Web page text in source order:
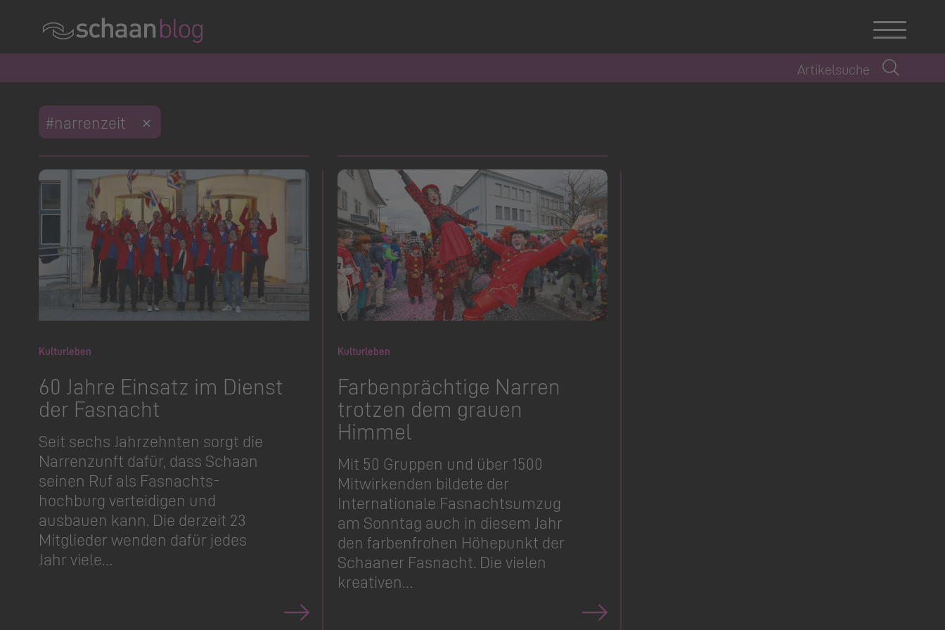
Konversation wird geladen
Konversation wird geladen
Konversation wird geladen
Konversation wird geladen
#narrenzeit
Kulturleben
60 Jahre Einsatz im Dienst
der Fasnacht
Seit sechs Jahrzehnten sorgt die
Narrenzunft dafür, dass Schaan
seinen Ruf als Fasnachts­
hochburg verteidigen und
ausbauen kann. Die derzeit 23
Mitglieder wenden dafür jedes
Jahr viele…
Kulturleben
Farbenprächtige Narren
trotzen dem grauen
Himmel
Mit 50 Gruppen und über 1500
Mitwirkenden bildete der
Internationale Fasnachtsumzug
am Sonntag auch in diesem Jahr
den farbenfrohen Höhepunkt der
Schaaner Fasnacht. Die vielen
kreativen…